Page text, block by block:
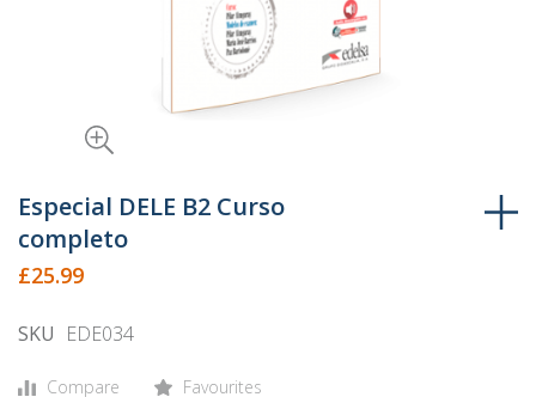
to
the
beginning
of
images
Especial DELE B2 Curso
completo
£25.99
SKU EDE034
Compare Favourites